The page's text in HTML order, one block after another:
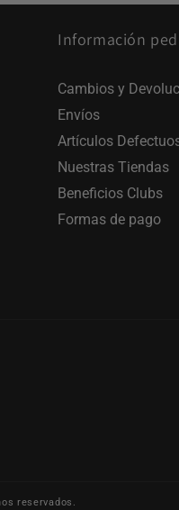
Información
Cambios y
Envíos
Artículos
Nuestras Tiendas
Beneficios Clubs
Formas de pago
reservados.